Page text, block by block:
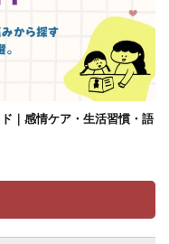
｜感情ケア・生活習慣・語